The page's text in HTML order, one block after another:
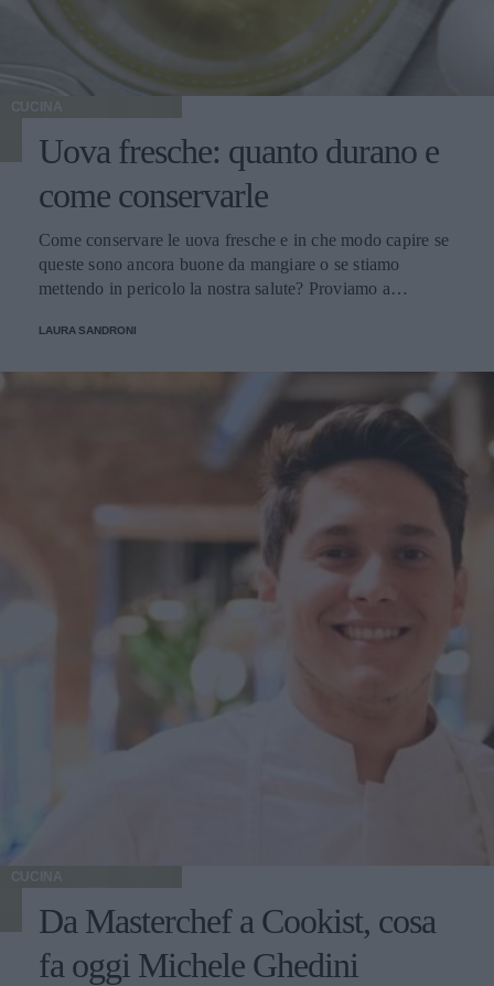
CUCINA
Uova fresche: quanto durano e
come conservarle
Come conservare le uova fresche e in che modo capire se
queste sono ancora buone da mangiare o se stiamo
mettendo in pericolo la nostra salute? Proviamo a
LAURA SANDRONI
CUCINA
Da Masterchef a Cookist, cosa
fa oggi Michele Ghedini